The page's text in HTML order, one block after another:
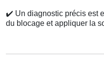
✔️ Un diagnostic précis est
du blocage et appliquer la